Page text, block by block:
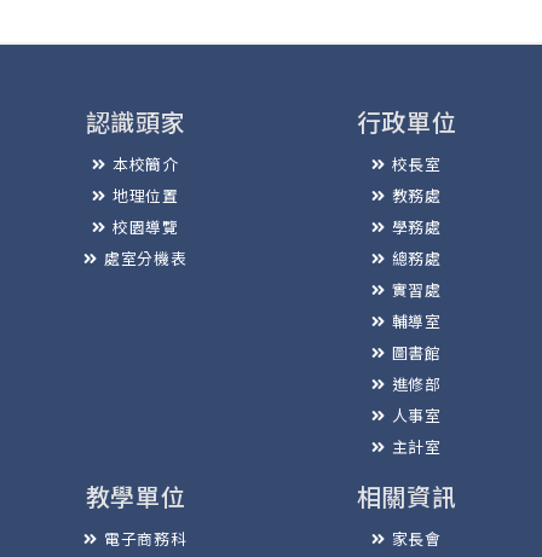
認識頭家
本校簡介
地理位置
校園導覽
處室分機表
行政單位
校長室
教務處
學務處
總務處
實習處
輔導室
圖書館
進修部
人事室
主計室
教學單位
電子商務科
相關資訊
家長會